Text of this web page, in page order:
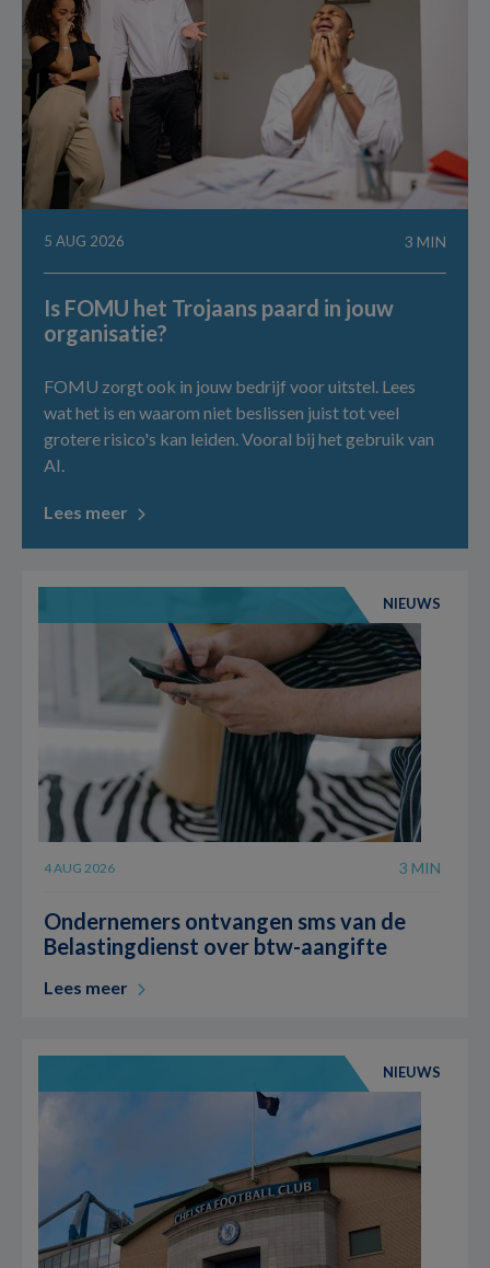
5 AUG 2026 3 MIN
Is FOMU het Trojaans paard in jouw
organisatie?
FOMU zorgt ook in jouw bedrijf voor uitstel. Lees
wat het is en waarom niet beslissen juist tot veel
grotere risico's kan leiden. Vooral bij het gebruik van
AI.
Lees meer
NIEUWS
4 AUG 2026 3 MIN
Ondernemers ontvangen sms van de
Belastingdienst over btw-aangifte
Lees meer
NIEUWS